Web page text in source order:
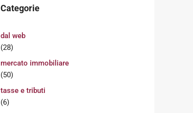
Categorie
dal web
(28)
mercato immobiliare
(50)
tasse e tributi
(6)